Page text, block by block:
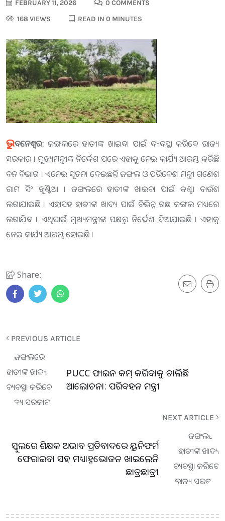
FEBRUARY 11, 2026
0 COMMENTS
168 VIEWS
READ IN 0 MINUTES
ଭୁବନେଶ୍ବର: ଜଙ୍ଗଲରେ ହାତୀଙ୍କ ଖାଇବା ପାଇଁ ବ୍ୟବସ୍ଥା କରିବେ ରାଜ୍ୟ
ସରକାର । ମୁଖ୍ୟମନ୍ତ୍ରୀଙ୍କ ନିର୍ଦ୍ଦେଶ ପରେ ଏହାକୁ ନେଇ କାର୍ଯ୍ୟ ଆରମ୍ଭ କରିଛି
ବନ ବିଭାଗ । ଏନେଇ ସୂଚନା ଦେଇଛନ୍ତି ଜଙ୍ଗଲ ଓ ପରିବେଶ ମନ୍ତ୍ରୀ ଗଣେଶ
ରାମ ସିଂ ଖୁଣ୍ଟିଆ । ଜଙ୍ଗଲରେ ହାତୀଙ୍କ ଖାଇବା ପାଇଁ କଣ୍ଟା ବାଉଁଶ
ଲଗାଯାଇଛି । ଏହାସହ ହାତୀଙ୍କ ଖାଦ୍ୟ ପାଇଁ ବିଭିନ୍ନ ଗଛ ଜଙ୍ଗଲ ମଧ୍ୟରେ
ଲଗାଯିବ । ଏଥିପାଇଁ ମୁଖ୍ୟମନ୍ତ୍ରୀଙ୍କ ପକ୍ଷରୁ ନିର୍ଦ୍ଦେଶ ଦିଆଯାଇଛି । ଏହାକୁ
ନେଇ କାର୍ଯ୍ୟ ଆରମ୍ଭ ହୋଇଛି ।
Share:
PREVIOUS ARTICLE
PUCC ଫାଇନ କମ୍ କରିବାକୁ ଚାଲିଛି
ଆଲୋଚନା: ପରିବହନ ମନ୍ତ୍ରୀ
NEXT ARTICLE
ସ୍କୁଲରେ ଶିକ୍ଷକ ଅଭାବ ପ୍ରତିବାଦରେ ୟୁନିଫର୍ମ
ଫେରାଇବା ସହ ମଧ୍ୟାହ୍ନଭୋଜନ ଖାଇଲେନି
ଛାତ୍ରଛାତ୍ରୀ